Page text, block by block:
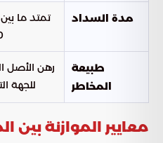
مدة السداد
طبيعة
المخاطر
رهن الأصل
للجهة
معايير الموازنة بين